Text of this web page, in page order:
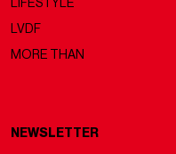
LIFESTYLE
LVDF
MORE THAN
NEWSLETTER